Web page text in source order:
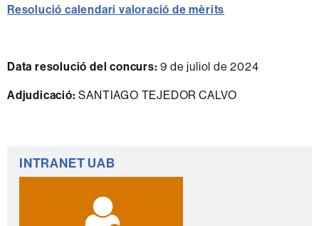
Resolució calendari valoració de mèrits
Data resolució del concurs:9 de juliol de 2024
Adjudicació:SANTIAGO TEJEDOR CALVO
Informació
complementària
INTRANET UAB